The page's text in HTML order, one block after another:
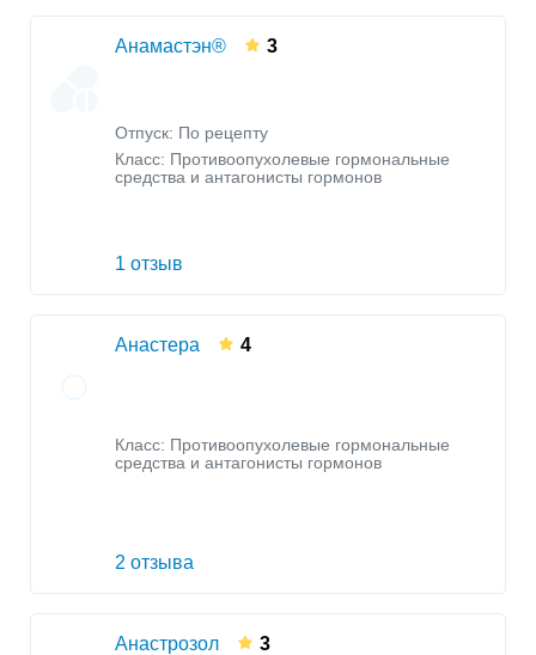
Анамастэн® 3
Отпуск: По рецепту
Класс: Противоопухолевые гормональные
средства и антагонисты гормонов
1 отзыв
Анастера 4
Класс: Противоопухолевые гормональные
средства и антагонисты гормонов
2 отзыва
Анастрозол 3